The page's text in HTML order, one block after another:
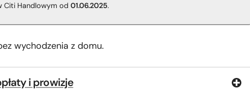
Citi Handlowym od 01.06.2025.
wychodzenia z domu.
i prowizje